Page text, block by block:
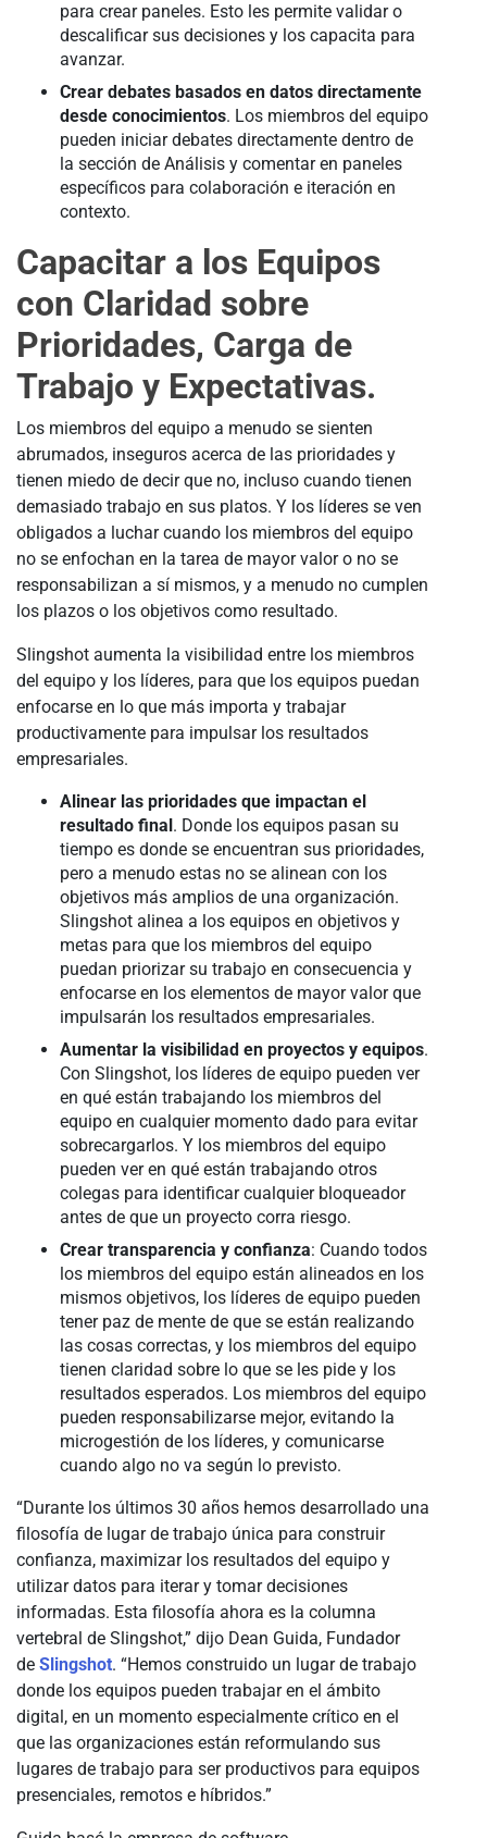
para crear paneles. Esto les permite validar o
descalificar sus decisiones y los capacita para
avanzar.
Crear debates basados en datos directamente
desde conocimientos. Los miembros del equipo
pueden iniciar debates directamente dentro de
la sección de Análisis y comentar en paneles
específicos para colaboración e iteración en
contexto.
Capacitar a los Equipos
con Claridad sobre
Prioridades, Carga de
Trabajo y Expectativas.
Los miembros del equipo a menudo se sienten
abrumados, inseguros acerca de las prioridades y
tienen miedo de decir que no, incluso cuando tienen
demasiado trabajo en sus platos. Y los líderes se ven
obligados a luchar cuando los miembros del equipo
no se enfochan en la tarea de mayor valor o no se
responsabilizan a sí mismos, y a menudo no cumplen
los plazos o los objetivos como resultado.
Slingshot aumenta la visibilidad entre los miembros
del equipo y los líderes, para que los equipos puedan
enfocarse en lo que más importa y trabajar
productivamente para impulsar los resultados
empresariales.
Alinear las prioridades que impactan el
resultado final. Donde los equipos pasan su
tiempo es donde se encuentran sus prioridades,
pero a menudo estas no se alinean con los
objetivos más amplios de una organización.
Slingshot alinea a los equipos en objetivos y
metas para que los miembros del equipo
puedan priorizar su trabajo en consecuencia y
enfocarse en los elementos de mayor valor que
impulsarán los resultados empresariales.
Aumentar la visibilidad en proyectos y equipos.
Con Slingshot, los líderes de equipo pueden ver
en qué están trabajando los miembros del
equipo en cualquier momento dado para evitar
sobrecargarlos. Y los miembros del equipo
pueden ver en qué están trabajando otros
colegas para identificar cualquier bloqueador
antes de que un proyecto corra riesgo.
Crear transparencia y confianza: Cuando todos
los miembros del equipo están alineados en los
mismos objetivos, los líderes de equipo pueden
tener paz de mente de que se están realizando
las cosas correctas, y los miembros del equipo
tienen claridad sobre lo que se les pide y los
resultados esperados. Los miembros del equipo
pueden responsabilizarse mejor, evitando la
microgestión de los líderes, y comunicarse
cuando algo no va según lo previsto.
“Durante los últimos 30 años hemos desarrollado una
filosofía de lugar de trabajo única para construir
confianza, maximizar los resultados del equipo y
utilizar datos para iterar y tomar decisiones
informadas. Esta filosofía ahora es la columna
vertebral de Slingshot,” dijo Dean Guida, Fundador
de Slingshot. “Hemos construido un lugar de trabajo
donde los equipos pueden trabajar en el ámbito
digital, en un momento especialmente crítico en el
que las organizaciones están reformulando sus
lugares de trabajo para ser productivos para equipos
presenciales, remotos e híbridos.”